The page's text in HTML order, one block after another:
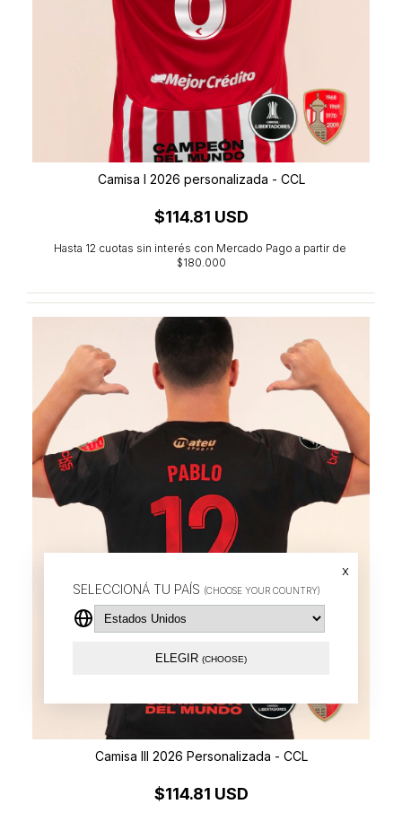
SELECCIONÁ TU PAÍS (CHOOSE YOUR COUNTRY)
x
ELEGIR (CHOOSE)
Camisa I 2026 personalizada - CCL
$114.81 USD
Camisa III 2026 Personalizada - CCL
$114.81 USD